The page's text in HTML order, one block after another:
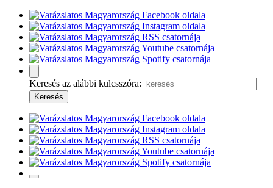
Keresés az alábbi kulcsszóra: